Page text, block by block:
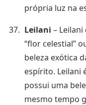
própria luz na
Leilani –
“flor celestial”
beleza exótica
espírito. Leilani
possui uma
mesmo tempo